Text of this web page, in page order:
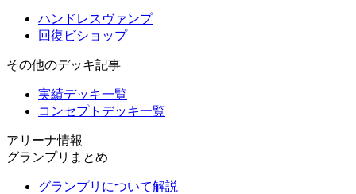
ハンドレスヴァンプ
回復ビショップ
その他のデッキ記事
実績デッキ一覧
コンセプトデッキ一覧
アリーナ情報
グランプリまとめ
グランプリについて解説